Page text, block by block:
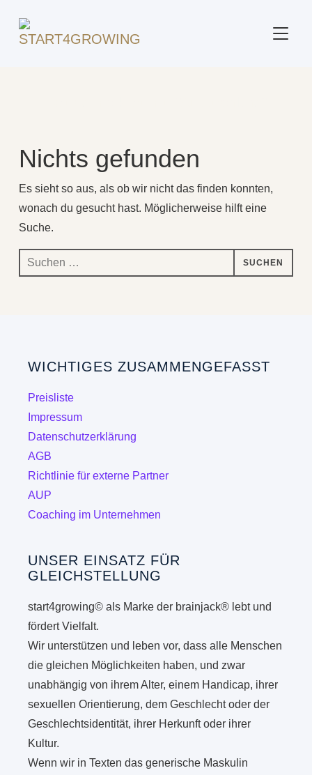
Nichts gefunden
Es sieht so aus, als ob wir nicht das finden konnten,
wonach du gesucht hast. Möglicherweise hilft eine
Suche.
Suchen
nach:
WICHTIGES ZUSAMMENGEFASST
Preisliste
Impressum
Datenschutzerklärung
AGB
Richtlinie für externe Partner
AUP
Coaching im Unternehmen
UNSER EINSATZ FÜR
GLEICHSTELLUNG
start4growing© als Marke der brainjack® lebt und
fördert Vielfalt.
Wir unterstützen und leben vor, dass alle Menschen
die gleichen Möglichkeiten haben, und zwar
unabhängig von ihrem Alter, einem Handicap, ihrer
sexuellen Orientierung, dem Geschlecht oder der
Geschlechtsidentität, ihrer Herkunft oder ihrer
Kultur.
Wenn wir in Texten das generische Maskulin